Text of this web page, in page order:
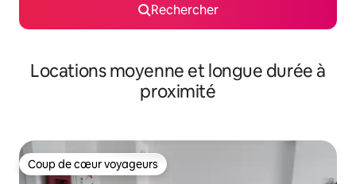
Rechercher
Locations moyenne et longue durée à
proximité
Coup de cœur voyageurs
Coup de cœur voyageurs